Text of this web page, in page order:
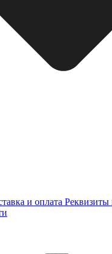
и оплата Реквизиты